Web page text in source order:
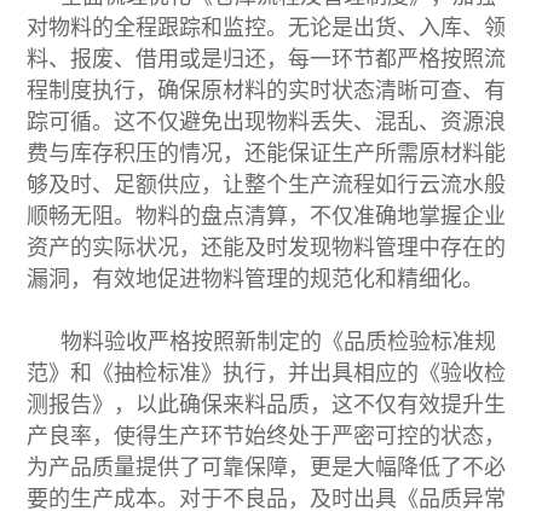
对物料的全程跟踪和监控。无论是出货、入库、领
料、报废、借用或是归还，每一环节都严格按照流
程制度执行，确保原材料的实时状态清晰可查、有
踪可循。这不仅避免出现物料丢失、混乱、资源浪
费与库存积压的情况，还能保证生产所需原材料能
够及时、足额供应，让整个生产流程如行云流水般
顺畅无阻。物料的盘点清算，不仅准确地掌握企业
资产的实际状况，还能及时发现物料管理中存在的
漏洞，有效地促进物料管理的规范化和精细化。
物料验收严格按照新制定的《品质检验标准规
范》和《抽检标准》执行，并出具相应的《验收检
测报告》，以此确保来料品质，这不仅有效提升生
产良率，使得生产环节始终处于严密可控的状态，
为产品质量提供了可靠保障，更是大幅降低了不必
要的生产成本。对于不良品，及时出具《品质异常